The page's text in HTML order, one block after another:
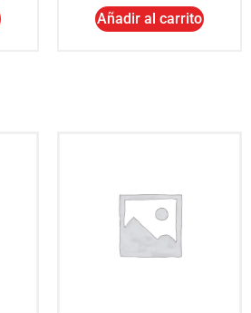
Añadir al carrito